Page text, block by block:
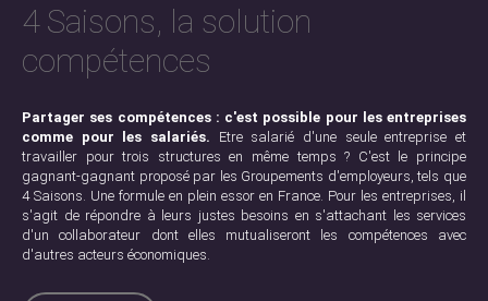
4 Saisons, la solution
compétences
Partager ses compétences : c'est possible pour les entreprises
comme pour les salariés. Etre salarié d'une seule entreprise et
travailler pour trois structures en même temps ? C'est le principe
gagnant-gagnant proposé par les Groupements d'employeurs, tels que
4 Saisons. Une formule en plein essor en France. Pour les entreprises, il
s'agit de répondre à leurs justes besoins en s'attachant les services
d'un collaborateur dont elles mutualiseront les compétences avec
d'autres acteurs économiques.